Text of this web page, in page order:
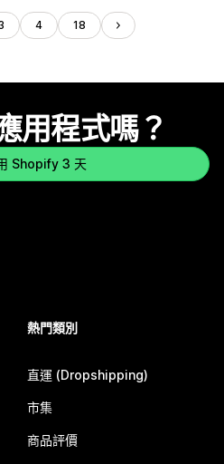
4 18
用程式嗎？
Shopify 3 天
熱門類別
直運 (Dropshipping)
市集
商品評價